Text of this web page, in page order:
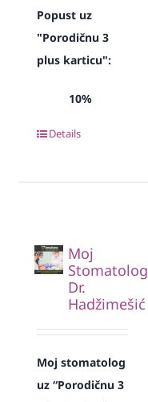
Popust uz
"Porodičnu 3
plus karticu":
10%
Details
Moj
Stomatolog
Dr.
Hadžimešić
Moj stomatolog
uz “Porodičnu 3